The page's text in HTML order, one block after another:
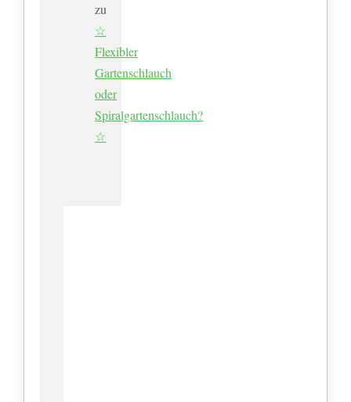
zu
☆
Flexibler
Gartenschlauch
oder
Spiralgartenschlauch?
☆